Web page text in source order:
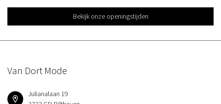
Bekijk onze openingstijden
Van Dort Mode
Julianalaan 19